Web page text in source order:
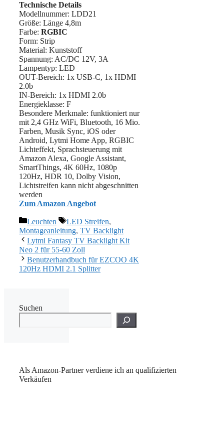
Technische Details
Modellnummer: LDD21
Größe: Länge 4,8m
Farbe: RGBIC
Form: Strip
Material: ‎Kunststoff
Spannung: AC/DC 12V, 3A
Lampentyp: LED
OUT-Bereich: 1x USB-C, 1x HDMI
2.0b
IN-Bereich: 1x HDMI 2.0b
Energieklasse: F
Besondere Merkmale: funktioniert nur
mit 2,4 GHz WiFi, Bluetooth, 16 Mio.
Farben, Musik Sync, iOS oder
Android, Lytmi Home App, RGBIC
Lichteffekt, Sprachsteuerung mit
Amazon Alexa, Google Assistant,
SmartThings, 4K 60Hz, 1080p
120Hz, HDR 10, Dolby Vision,
Lichtstreifen kann nicht abgeschnitten
werden
Zum Amazon Angebot
Kategorien
Leuchten Schlagwörter
LED Streifen,
Montageanleitung, TV Backlight
Lytmi Fantasy TV Backlight Kit
Neo 2 für 55-60 Zoll
Benutzerhandbuch für EZCOO 4K
120Hz HDMI 2.1 Splitter
Suchen
Als Amazon-Partner verdiene ich an qualifizierten
Verkäufen